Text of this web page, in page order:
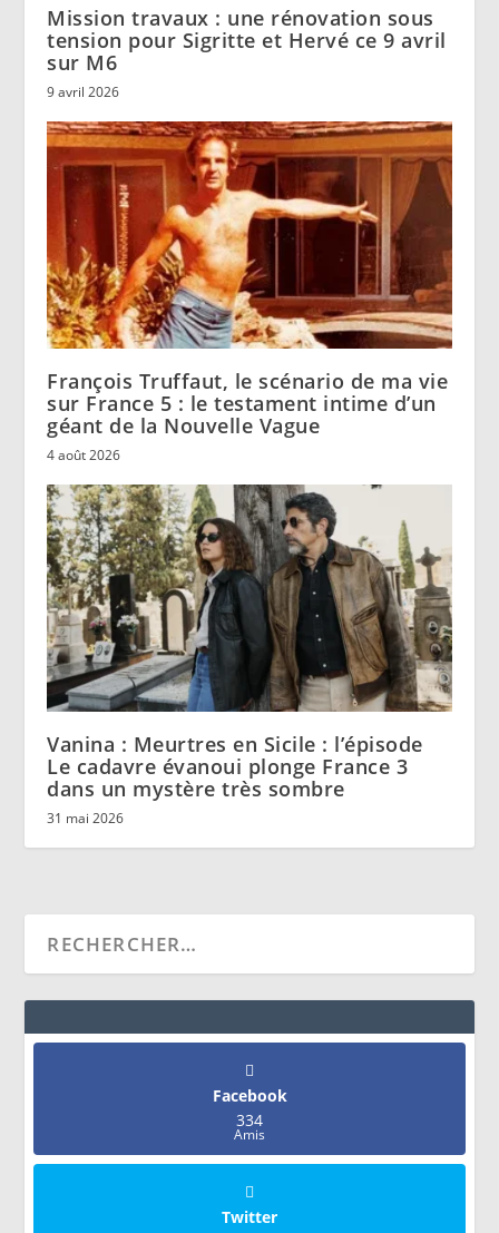
Mission travaux : une rénovation sous
tension pour Sigritte et Hervé ce 9 avril
sur M6
9 avril 2026
François Truffaut, le scénario de ma vie
sur France 5 : le testament intime d’un
géant de la Nouvelle Vague
4 août 2026
Vanina : Meurtres en Sicile : l’épisode
Le cadavre évanoui plonge France 3
dans un mystère très sombre
31 mai 2026
Facebook
334
Amis
Twitter